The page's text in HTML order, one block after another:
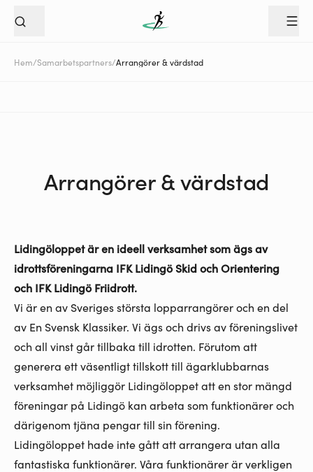
Hem/Samarbetspartners/Arrangörer & värdstad
Arrangörer & värdstad
Lidingöloppet är en ideell verksamhet som ägs av
idrottsföreningarna IFK Lidingö Skid och Orientering
och IFK Lidingö Friidrott.
Vi är en av Sveriges största lopparrangörer och en del
av En Svensk Klassiker. Vi ägs och drivs av föreningslivet
och all vinst går tillbaka till idrotten. Förutom att
generera ett väsentligt tillskott till ägarklubbarnas
verksamhet möjliggör Lidingöloppet att en stor mängd
föreningar på Lidingö kan arbeta som funktionärer och
därigenom tjäna pengar till sin förening.
Lidingöloppet hade inte gått att arrangera utan alla
fantastiska funktionärer. Våra funktionärer är verkligen